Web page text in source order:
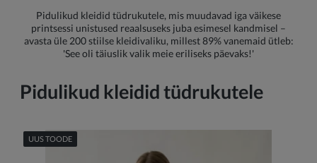
Pidulikud kleidid tüdrukutele, mis muudavad iga väikese
printsessi unistused reaalsuseks juba esimesel kandmisel –
avasta üle 200 stiilse kleidivaliku, millest 89% vanemaid ütleb:
'See oli täiuslik valik meie eriliseks päevaks!'
Pidulikud kleidid tüdrukutele
UUS TOODE